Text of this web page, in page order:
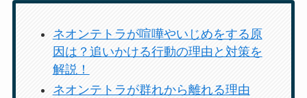
ネオンテトラが喧嘩やいじめをする原
因は？追いかける行動の理由と対策を
解説！
ネオンテトラが群れから離れる理由